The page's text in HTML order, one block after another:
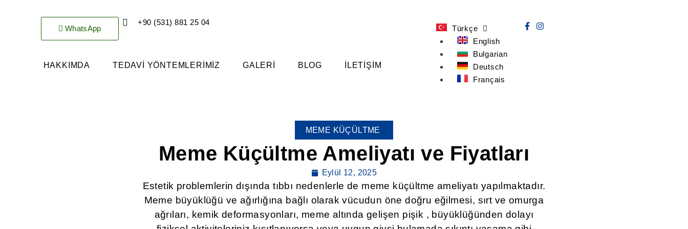
WhatsApp
+90 (531) 881 25 04
Türkçe
English
Bulgarian
Deutsch
Français
HAKKIMDA TEDAVI YÖNTEMLERIMIZ GALERI BLOG İLETIŞIM
MEME KÜÇÜLTME
Meme Küçültme Ameliyatı ve Fiyatları
Eylül 12, 2025
Estetik problemlerin dışında tıbbı nedenlerle de meme küçültme ameliyatı yapılmaktadır.
Meme büyüklüğü ve ağırlığına bağlı olarak vücudun öne doğru eğilmesi, sırt ve omurga
ağrıları, kemik deformasyonları, meme altında gelişen pişik , büyüklüğünden dolayı